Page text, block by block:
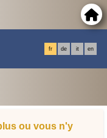
fr de it en
ou vous n'y